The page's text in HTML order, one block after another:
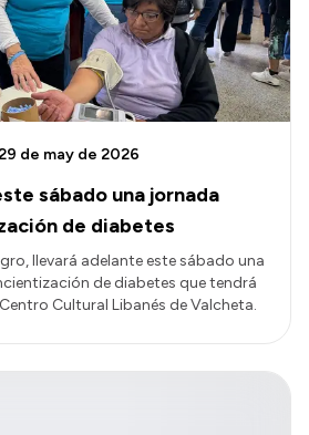
sábado una jornada
de diabetes
de may de 2026
llevará adelante este sábado una
de diabetes que tendrá
Cultural Libanés de Valcheta.